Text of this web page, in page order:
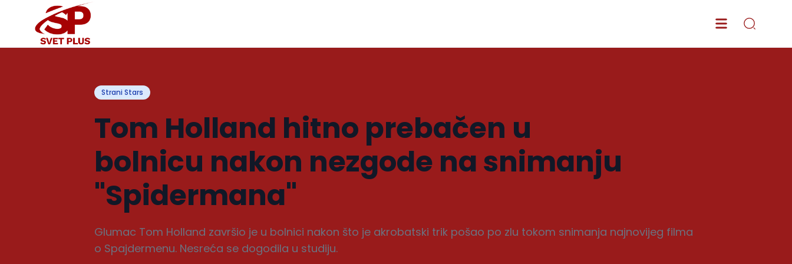
Strani Stars
Tom Holland hitno prebačen u
bolnicu nakon nezgode na snimanju
"Spidermana"
Glumac Tom Holland završio je u bolnici nakon što je akrobatski trik pošao po zlu tokom snimanja najnovijeg filma
o Spajdermenu. Nesreća se dogodila u studiju.